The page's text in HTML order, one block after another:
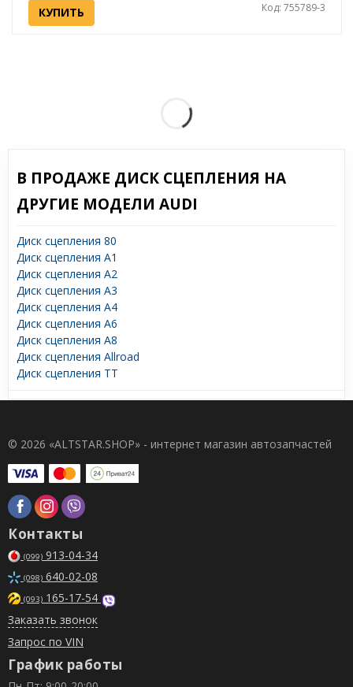
КУПИТЬ Код: 755789-3
В ПРОДАЖЕ ДИСК СЦЕПЛЕНИЯ НА
ДРУГИЕ МОДЕЛИ AUDI
Диск сцепления 80
Диск сцепления A1
Диск сцепления A2
Диск сцепления A3
Диск сцепления A4
Диск сцепления A6
Диск сцепления A8
Диск сцепления Allroad
Диск сцепления TT
© 2026 «ALTSTAR.SHOP» - интернет магазин автозапчастей
Контакты
(099) 913-04-34
(098) 640-02-08
(093) 165-17-54
Заказать звонок
Запрос по VIN
График работы